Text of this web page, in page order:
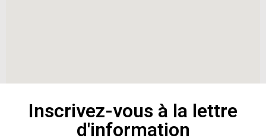
Inscrivez-vous à la lettre
d'information